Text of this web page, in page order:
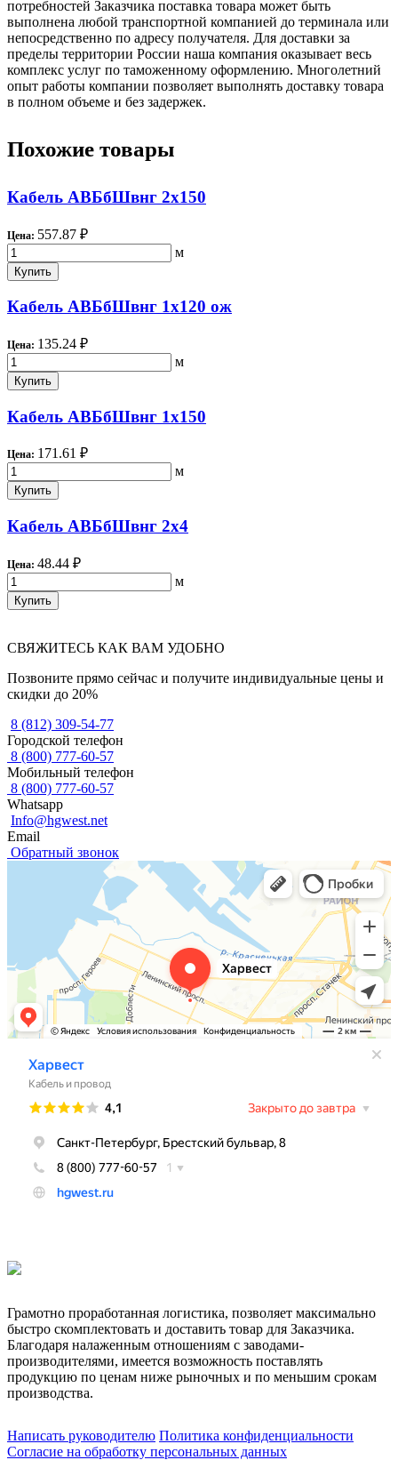
потребностей Заказчика поставка товара может быть
выполнена любой транспортной компанией до терминала или
непосредственно по адресу получателя. Для доставки за
пределы территории России наша компания оказывает весь
комплекс услуг по таможенному оформлению. Многолетний
опыт работы компании позволяет выполнять доставку товара
в полном объеме и без задержек.
Похожие товары
Кабель АВБбШвнг 2х150
Цена: 557.87 ₽
м
Купить
Кабель АВБбШвнг 1х120 ож
Цена: 135.24 ₽
м
Купить
Кабель АВБбШвнг 1х150
Цена: 171.61 ₽
м
Купить
Кабель АВБбШвнг 2х4
Цена: 48.44 ₽
м
Купить
СВЯЖИТЕСЬ КАК ВАМ УДОБНО
Позвоните прямо сейчас и получите индивидуальные цены и
скидки до 20%
8 (812) 309-54-77
Городской телефон
8 (800) 777-60-57
Мобильный телефон
8 (800) 777-60-57
Whatsapp
Info@hgwest.net
Email
Обратный звонок
Грамотно проработанная логистика, позволяет максимально
быстро скомплектовать и доставить товар для Заказчика.
Благодаря налаженным отношениям с заводами-
производителями, имеется возможность поставлять
продукцию по ценам ниже рыночных и по меньшим срокам
производства.
Написать руководителю Политика конфиденциальности
Согласие на обработку персональных данных